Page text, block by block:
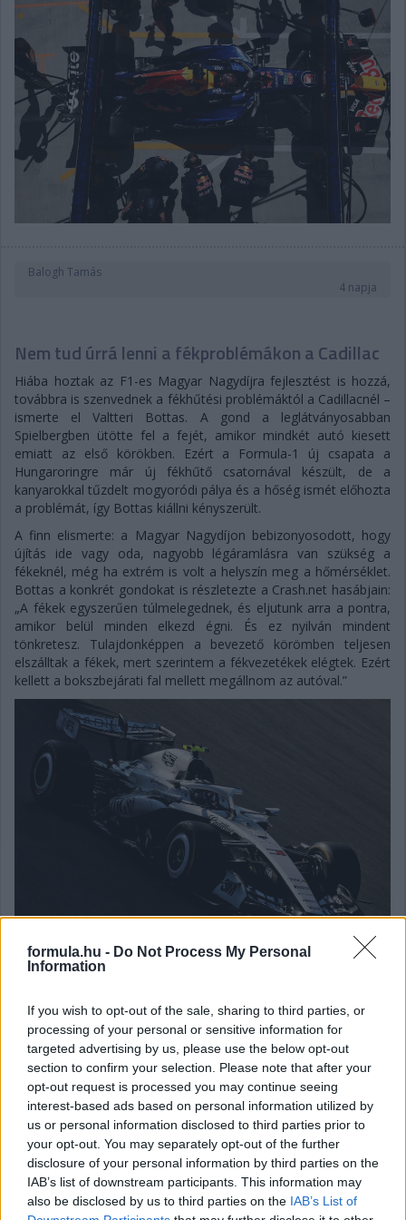
formula.hu - Do Not Process My Personal
Information
If you wish to opt-out of the sale, sharing to third parties, or
processing of your personal or sensitive information for
targeted advertising by us, please use the below opt-out
section to confirm your selection. Please note that after your
opt-out request is processed you may continue seeing
interest-based ads based on personal information utilized by
us or personal information disclosed to third parties prior to
your opt-out. You may separately opt-out of the further
disclosure of your personal information by third parties on the
IAB’s list of downstream participants. This information may
also be disclosed by us to third parties on the IAB’s List of
Balogh Tamás
4 napja
Nem tud úrrá lenni a fékproblémákon a Cadillac
Hiába hoztak az F1-es Magyar Nagydíjra fejlesztést is hozzá,
továbbra is szenvednek a fékhűtési problémáktól a Cadillacnél –
ismerte el Valtteri Bottas. A gond a leglátványosabban
Spielbergben ütötte fel a fejét, amikor mindkét autó kiesett
emiatt az első körökben. Ezért a Formula-1 új csapata a
Hungaroringre már új fékhűtő csatornával készült, de a
kanyarokkal tűzdelt mogyoródi pálya és a hőség ismét előhozta
a problémát, így Bottas kiállni kényszerült.
A finn elismerte: a Magyar Nagydíjon bebizonyosodott, hogy
újítás ide vagy oda, nagyobb légáramlásra van szükség a
fékeknél, még ha extrém is volt a helyszín meg a hőmérséklet.
Bottas a konkrét gondokat is részletezte a Crash.net hasábjain:
„A fékek egyszerűen túlmelegednek, és eljutunk arra a pontra,
amikor belül minden elkezd égni. És ez nyilván mindent
tönkretesz. Tulajdonképpen a bevezető körömben teljesen
elszálltak a fékek, mert szerintem a fékvezetékek elégtek. Ezért
kellett a bokszbejárati fal mellett megállnom az autóval.”
5 napja
Marko szerint a szurkolók nem tudják, mi
történik valójában
A Red Bull korábbi tanácsadója, Helmut Marko szerint ugyan
látványosabbá váltak a Formula–1-es futamok a 2026-os
szabályok bevezetése óta, de sok előzés nem feltétlenül a
versenyzők képességeit tükrözi. Az osztrák szakember úgy véli,
a szurkolók többsége nem is tudja, hogy számos manőver